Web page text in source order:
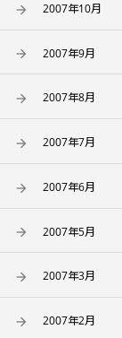
2007年10月
2007年9月
2007年8月
2007年7月
2007年6月
2007年5月
2007年3月
2007年2月